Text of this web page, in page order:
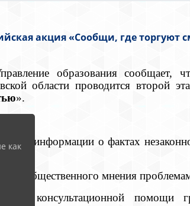
акция «Сообщи, где торгуют
образования
области проводится второй
».
информации о фактах
общественного мнения
консультационной помощи
как